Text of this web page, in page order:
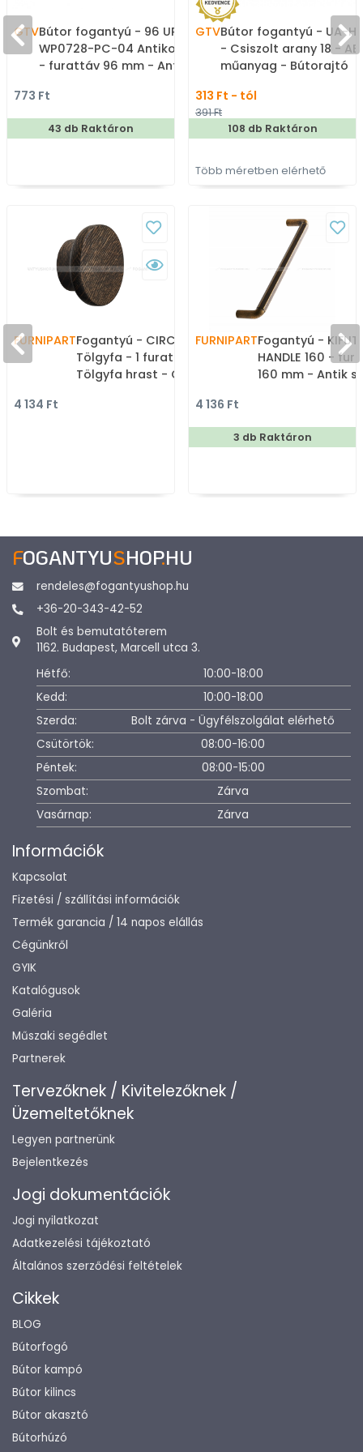
GTVBútor fogantyú - 96 UP-
WP0728-PC-04 Antikolt
- furattáv 96 mm - Antik
virágmintás - Zamak fém
ötvözet, Porcelán -
Porcelánnal kombinált
773 Ft
43 db Raktáron
GTVBútor fogantyú - UA-
- Csiszolt arany 18 -
műanyag - Bútorajtó
fém fogantyú
313 Ft - tól
391 Ft
108 db Raktáron
Több méretben elérhető
FURNIPARTFogantyú - CIRCLE WOOD
Tölgyfa - 1 furatos -
Tölgyfa hrast - Gumi - Fa
4 134 Ft
FURNIPARTFogantyú -
HANDLE 160 -
160 mm - Antik
antik fém
4 136 Ft
3 db Raktáron
FOGANTYUSHOP.HU
rendeles@fogantyushop.hu
+36-20-343-42-52
Bolt és bemutatóterem
1162. Budapest, Marcell utca 3.
Hétfő:
10:00-18:00
Kedd:
10:00-18:00
Szerda:
Bolt zárva - Ügyfélszolgálat elérhető
Csütörtök:
08:00-16:00
Péntek:
08:00-15:00
Szombat:
Zárva
Vasárnap:
Zárva
Információk
Kapcsolat
Fizetési / szállítási információk
Termék garancia / 14 napos elállás
Cégünkről
GYIK
Katalógusok
Galéria
Műszaki segédlet
Partnerek
Tervezőknek / Kivitelezőknek /
Üzemeltetőknek
Legyen partnerünk
Bejelentkezés
Jogi dokumentációk
Jogi nyilatkozat
Adatkezelési tájékoztató
Általános szerződési feltételek
Cikkek
BLOG
Bútorfogó
Bútor kampó
Bútor kilincs
Bútor akasztó
Bútorhúzó